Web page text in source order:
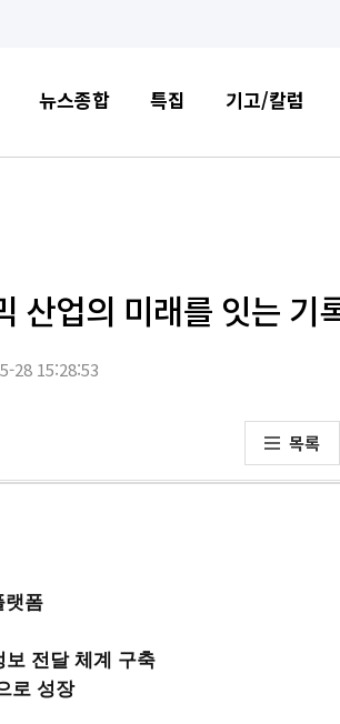
뉴스종합 특집 기고/칼럼
산업의 미래를 잇는 기
28 15:28:53
목록
랫폼
보 전달 체계 구축
로 성장